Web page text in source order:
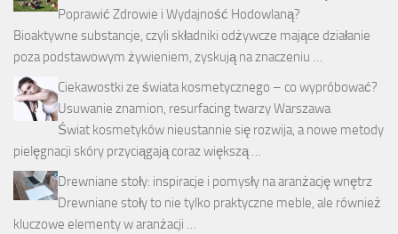
Poprawić Zdrowie i Wydajność Hodowlaną?
Bioaktywne substancje, czyli składniki odżywcze mające działanie
poza podstawowym żywieniem, zyskują na znaczeniu …
Ciekawostki ze świata kosmetycznego – co wypróbować?
Usuwanie znamion, resurfacing twarzy Warszawa
Świat kosmetyków nieustannie się rozwija, a nowe metody
pielęgnacji skóry przyciągają coraz większą …
Drewniane stoły: inspiracje i pomysły na aranżację wnętrz
Drewniane stoły to nie tylko praktyczne meble, ale również
kluczowe elementy w aranżacji …